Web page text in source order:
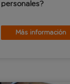
personales?
Más información